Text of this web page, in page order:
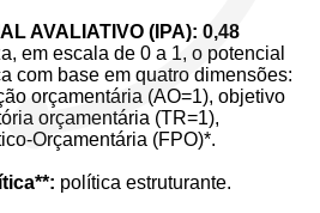
AVALIATIVO (IPA): 0,48
em escala de 0 a 1, o potencial
com base em quatro dimensões:
orçamentária (AO=1), objetivo
orçamentária (TR=1),
Orçamentária (FPO)*.
política estruturante.